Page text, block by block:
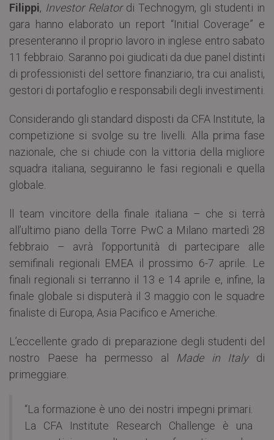
Filippi, Investor Relatordi Technogym, gli studenti in
gara hanno elaborato un report “Initial Coverage” e
presenteranno il proprio lavoro in inglese entro sabato
11 febbraio. Saranno poi giudicati da due panel distinti
di professionisti del settore finanziario, tra cui analisti,
gestori di portafoglio e responsabili degli investimenti.
Considerando gli standard disposti da CFA Institute, la
competizione si svolge su tre livelli. Alla prima fase
nazionale, che si chiude con la vittoria della migliore
squadra italiana, seguiranno le fasi regionali e quella
globale.
ll team vincitore della finale italiana – che si terrà
all’ultimo piano della Torre PwC a Milano martedì 28
febbraio – avrà l’opportunità di partecipare alle
semifinali regionali EMEA il prossimo 6-7 aprile. Le
finali regionali si terranno il 13 e 14 aprile e, infine, la
finale globale si disputerà il 3 maggio con le squadre
finaliste di Europa, Asia Pacifico e Americhe.
L’eccellente grado di preparazione degli studenti del
nostro Paese ha permesso al Made in Italydi
primeggiare.
“La formazione è uno dei nostri impegni primari.
La CFA Institute Research Challenge è una